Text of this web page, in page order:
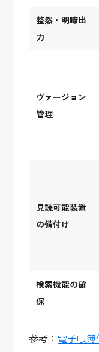
整然・明瞭出
力
ヴァージョン
管理
見読可能装置
の備付け
検索機能の確
保
参考： 電子帳